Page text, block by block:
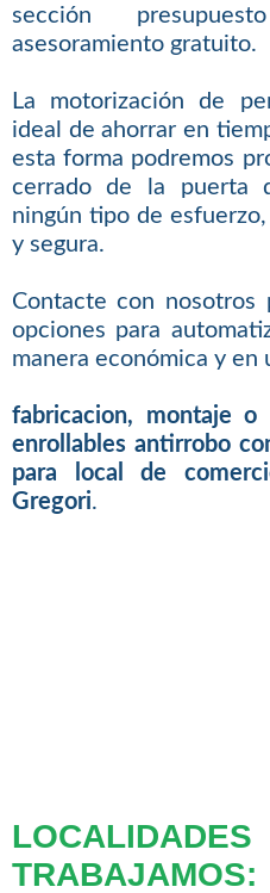
sección
asesoramiento gratuito.
La motorización de
ideal de ahorrar en
esta forma podremos
cerrado de la puerta
ningún tipo de
y segura.
Contacte con nosotros
opciones para
manera económica y en
fabricacion, montaje
enrollables antirrobo
para local de
Gregori.
TRABAJAMOS: